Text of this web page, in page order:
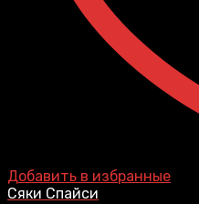
Добавить в избранные
Сяки Спайси